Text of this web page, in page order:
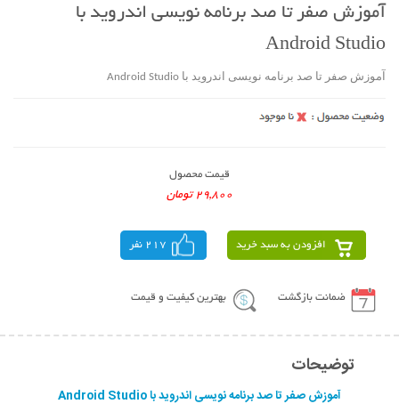
آموزش صفر تا صد برنامه نویسی اندروید با
Android Studio
آموزش صفر تا صد برنامه نویسی اندروید با Android Studio
قیمت محصول
29,800 تومان
افزودن به سبد خرید 217 نفر
ضمانت بازگشت بهترین کیفیت و قیمت
توضیحات
آموزش صفر تا صد برنامه نویسی اندروید با Android Studio